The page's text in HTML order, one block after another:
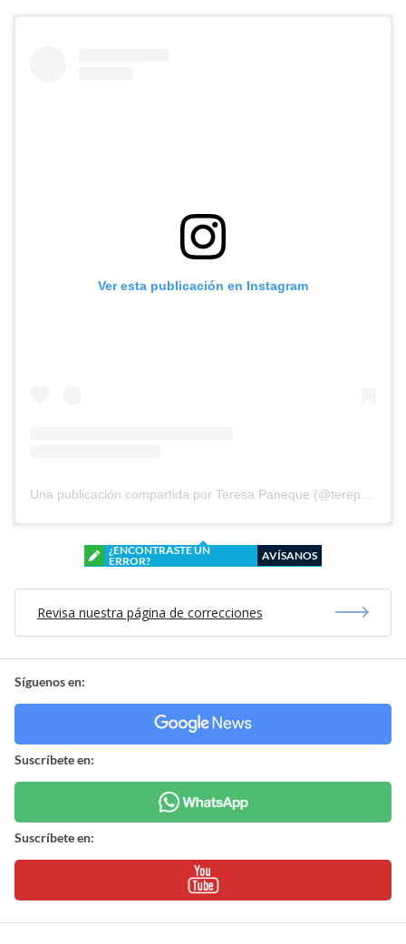
Ver esta publicación en Instagram
¿ENCONTRASTE UN
ERROR?
AVÍSANOS
Revisa nuestra página de correcciones
Síguenos en:
Suscríbete en:
Suscríbete en: